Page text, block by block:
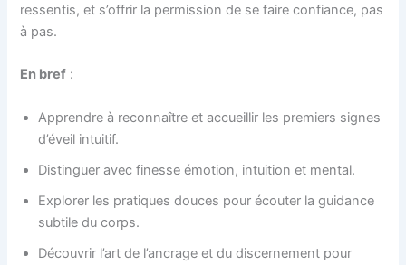
ressentis, et s’offrir la permission de se faire confiance, pas
à pas.
En bref :
Apprendre à reconnaître et accueillir les premiers signes
d’éveil intuitif.
Distinguer avec finesse émotion, intuition et mental.
Explorer les pratiques douces pour écouter la guidance
subtile du corps.
Découvrir l’art de l’ancrage et du discernement pour